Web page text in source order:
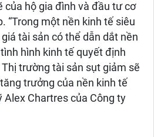
của hộ gia đình và đầu tư cơ
“Trong một nền kinh tế siêu
tài sản có thể dẫn dắt nền
hình kinh tế quyết định
trường tài sản sụt giảm sẽ
trưởng của nền kinh tế
Alex Chartres của Công ty